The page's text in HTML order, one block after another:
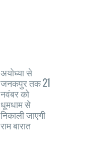
अयोध्या से
जनकपुर तक 21
नवंबर को
धूमधाम से
निकाली जाएगी
राम बारात